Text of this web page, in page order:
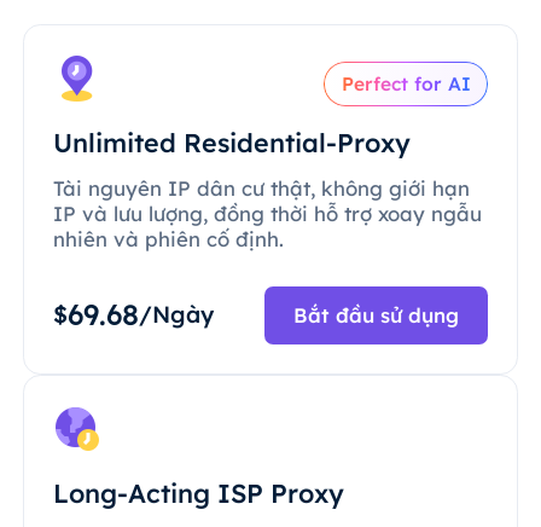
Perfect for AI
Unlimited Residential-Proxy
Tài nguyên IP dân cư thật, không giới hạn
IP và lưu lượng, đồng thời hỗ trợ xoay ngẫu
nhiên và phiên cố định.
$69.68/Ngày Bắt đầu sử dụng
Long-Acting ISP Proxy